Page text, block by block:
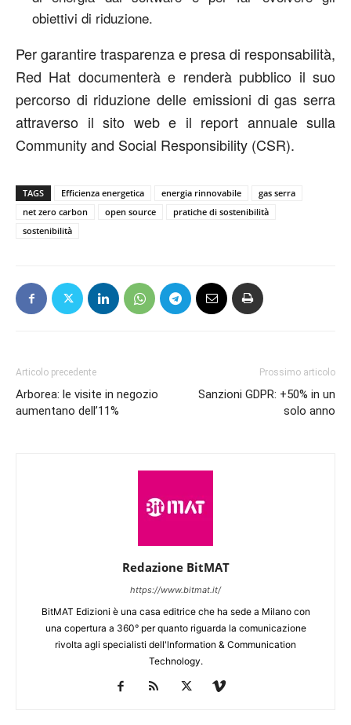
obiettivi di riduzione.
Per garantire trasparenza e presa di responsabilità,
Red Hat documenterà e renderà pubblico il suo
percorso di riduzione delle emissioni di gas serra
attraverso il sito web e il report annuale sulla
Community and Social Responsibility (CSR).
TAGS Efficienza energetica energia rinnovabile
gas serra
net zero carbon
open source
pratiche di sostenibilità
sostenibilità
Articolo precedente
Arborea: le visite in negozio
aumentano dell’11%
Prossimo articolo
Sanzioni GDPR: +50% in un
solo anno
Redazione BitMAT
https://www.bitmat.it/
BitMAT Edizioni è una casa editrice che ha sede a Milano con
una copertura a 360° per quanto riguarda la comunicazione
rivolta agli specialisti dell'lnformation & Communication
Technology.